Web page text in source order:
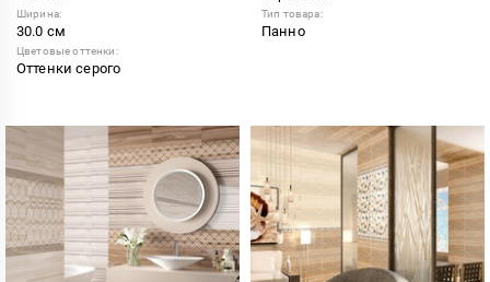
Ширина:
30.0 см
Цветовые оттенки:
Оттенки серого
Тип товара:
Панно